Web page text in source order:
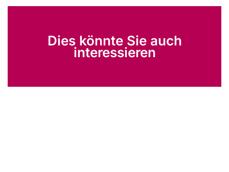
Dies könnte Sie auch
interessieren